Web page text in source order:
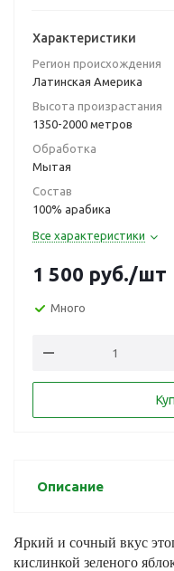
Характеристики
Регион происхождения
Латинская Америка
Высота произрастания
1350-2000 метров
Обработка
Мытая
Состав
100% арабика
Все характеристики
1 500 руб./шт
Много
Описание
Яркий и сочный вкус
кислинкой зеленого